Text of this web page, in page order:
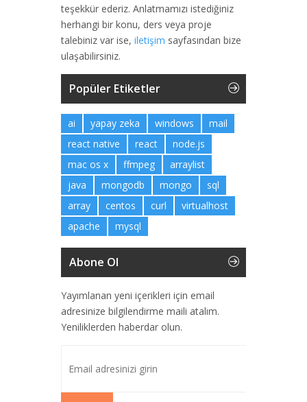
teşekkür ederiz. Anlatmamızı istediğiniz
herhangi bir konu, ders veya proje
talebiniz var ise, iletişim sayfasından bize
ulaşabilirsiniz.
Popüler Etiketler
ai yapay zeka windows
mail
react native
react
node.js
mac os x
ffmpeg
arraylist
java
mongodb mongo
sql
array
centos curl
virtualhost
apache
mysql
Abone Ol
Yayımlanan yeni içerikleri için email
adresinize bilgilendirme maili atalım.
Yeniliklerden haberdar olun.